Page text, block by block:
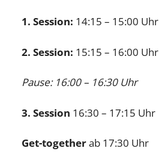
1. Session: 14:15 – 15:00 Uhr
2. Session: 15:15 – 16:00 Uhr
Pause: 16:00 – 16:30 Uhr
3. Session 16:30 – 17:15 Uhr
Get-togetherab 17:30 Uhr